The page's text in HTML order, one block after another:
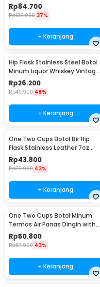
Hydration Bag 3L - BL018
Rp84.700
Rp133.900 37%
+ Keranjang
Hip Flask Stainless Steel Botol
Minum Liquor Whiskey Vintage
7oz Jack Daniel - H-7
Rp26.200
Rp49.900 48%
+ Keranjang
One Two Cups Botol Bir Hip
Flask Stainless Leather 7oz
with Shot Glass
Rp43.800
Rp75.900 43%
+ Keranjang
One Two Cups Botol Minum
Termos Air Panas Dingin with
Cup Head 500ml - SUS304
Rp50.800
Rp87.900 43%
+ Keranjang